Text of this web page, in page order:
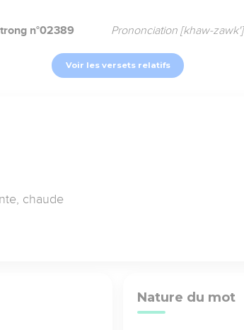
n°02389 Prononciation [khaw-zawk']
Voir les versets relatifs
chaude
Nature du mot